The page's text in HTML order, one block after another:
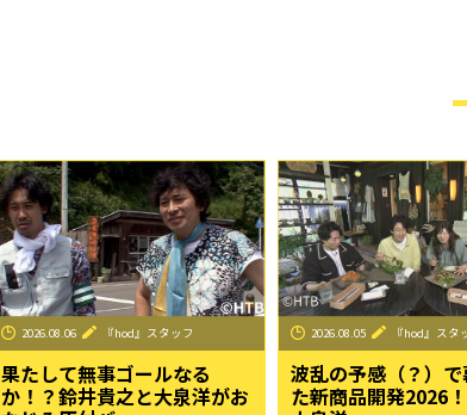
2026.08.06 『hod』スタッフ
果たして無事ゴールなる
か！？鈴井貴之と大泉洋がお
2026.08.05 『hod』スタ
波乱の予感（？）
た新商品開発2026